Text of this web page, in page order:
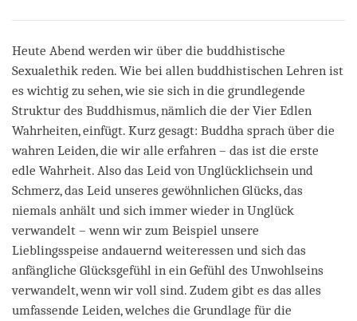
on
facebook
Heute Abend werden wir über die buddhistische
Sexualethik reden. Wie bei allen buddhistischen Lehren ist
es wichtig zu sehen, wie sie sich in die grundlegende
Struktur des Buddhismus, nämlich die der Vier Edlen
Wahrheiten, einfügt. Kurz gesagt: Buddha sprach über die
wahren Leiden, die wir alle erfahren – das ist die erste
edle Wahrheit. Also das Leid von Unglücklichsein und
Schmerz, das Leid unseres gewöhnlichen Glücks, das
niemals anhält und sich immer wieder in Unglück
verwandelt – wenn wir zum Beispiel unsere
Lieblingsspeise andauernd weiteressen und sich das
anfängliche Glücksgefühl in ein Gefühl des Unwohlseins
verwandelt, wenn wir voll sind. Zudem gibt es das alles
umfassende Leiden, welches die Grundlage für die